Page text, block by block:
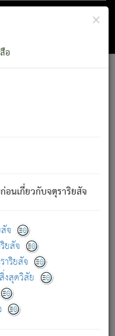
สารบัญ×
อ
นเกี่ยวกับจตุราริยสัจ
จ
ยสัจ
ริยสัจ
งสุดวิสัย
ผัสสะบังหน้า
รใด แต่สิ่งนั้นย่อมเป็น
าสำคัญนั้น
น้าแล้ว มีภพโดยความ
ด้เพลิดเพลินยิ่งนักในภพ
ป็นภัย (ที่เขาไม่รู้จัก)
ก็เพื่อการละขาดซึ่ง
วามหลุดพ้นจากภพว่า
พราหมณ์ทั้งปวงนั้น